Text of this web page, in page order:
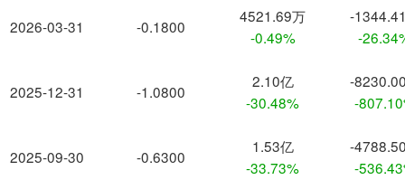
2026-03-31
2025-12-31
2025-09-30
-0.1800
4521.69万
-0.49%
-
-
-1.0800
2.10亿
-30.48%
-
-
-0.6300
1.53亿
-33.73%
-
-